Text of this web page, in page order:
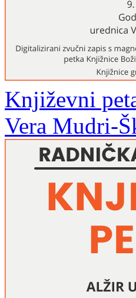
Književni
Vera Mudri-